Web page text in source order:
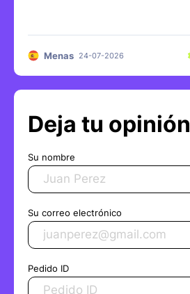
Menas 24-07-2026
Deja tu opinión
Su nombre
Su correo electrónico
Pedido ID